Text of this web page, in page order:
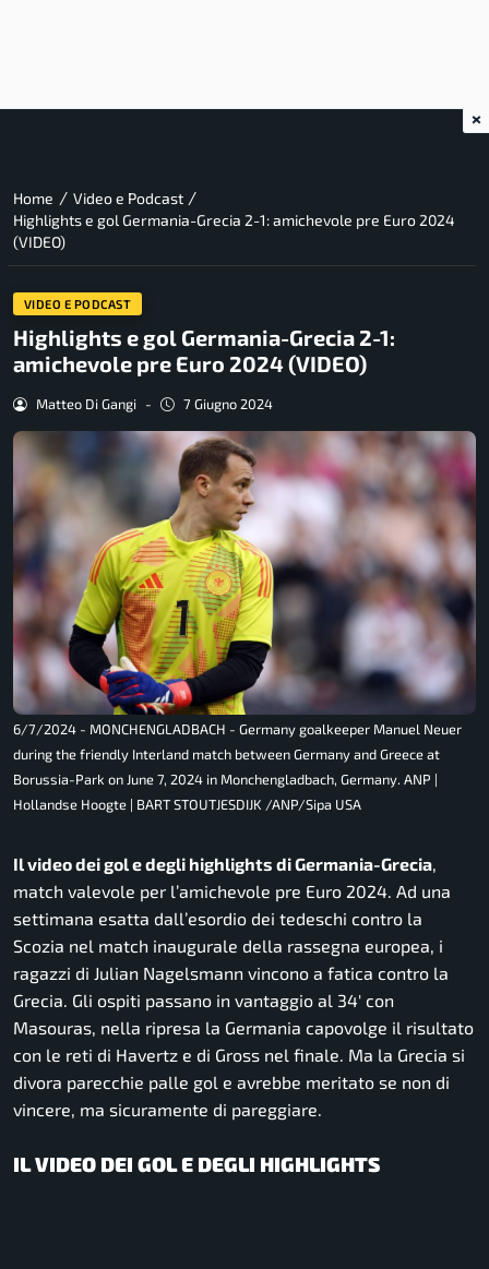
Home / Video e Podcast /
Highlights e gol Germania-Grecia 2-1: amichevole pre Euro 2024
(VIDEO)
VIDEO E PODCAST
Highlights e gol Germania-Grecia 2-1:
amichevole pre Euro 2024 (VIDEO)
Matteo Di Gangi - 7 Giugno 2024
6/7/2024 - MONCHENGLADBACH - Germany goalkeeper Manuel Neuer
during the friendly Interland match between Germany and Greece at
Borussia-Park on June 7, 2024 in Monchengladbach, Germany. ANP |
Hollandse Hoogte | BART STOUTJESDIJK /ANP/Sipa USA
Il video dei gol e degli highlights di Germania-Grecia,
match valevole per l’amichevole pre Euro 2024. Ad una
settimana esatta dall’esordio dei tedeschi contro la
Scozia nel match inaugurale della rassegna europea, i
ragazzi di Julian Nagelsmann vincono a fatica contro la
Grecia. Gli ospiti passano in vantaggio al 34′ con
Masouras, nella ripresa la Germania capovolge il risultato
con le reti di Havertz e di Gross nel finale. Ma la Grecia si
divora parecchie palle gol e avrebbe meritato se non di
vincere, ma sicuramente di pareggiare.
IL VIDEO DEI GOL E DEGLI HIGHLIGHTS
×